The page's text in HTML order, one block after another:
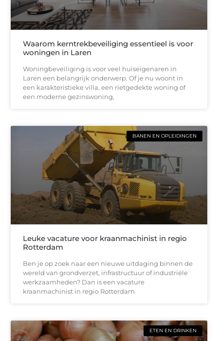
Waarom kerntrekbeveiliging essentieel is voor
woningen in Laren
Woningbeveiliging is voor veel huiseigenaren in
Laren een belangrijk onderwerp. Of je nu woont in
een karakteristieke villa, een rietgedekte woning of
een moderne gezinswoning,
BANEN EN OPLEIDINGEN
Leuke vacature voor kraanmachinist in regio
Rotterdam
Ben je op zoek naar een nieuwe uitdaging binnen de
wereld van grondverzet, infrastructuur of industriële
werkzaamheden? Dan is een vacature
kraanmachinist in regio Rotterdam
ETEN EN DRINKEN